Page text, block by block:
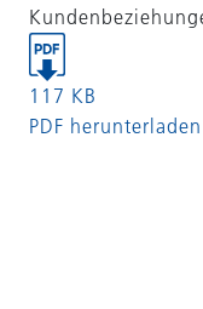
117 KB
PDF herunterladen